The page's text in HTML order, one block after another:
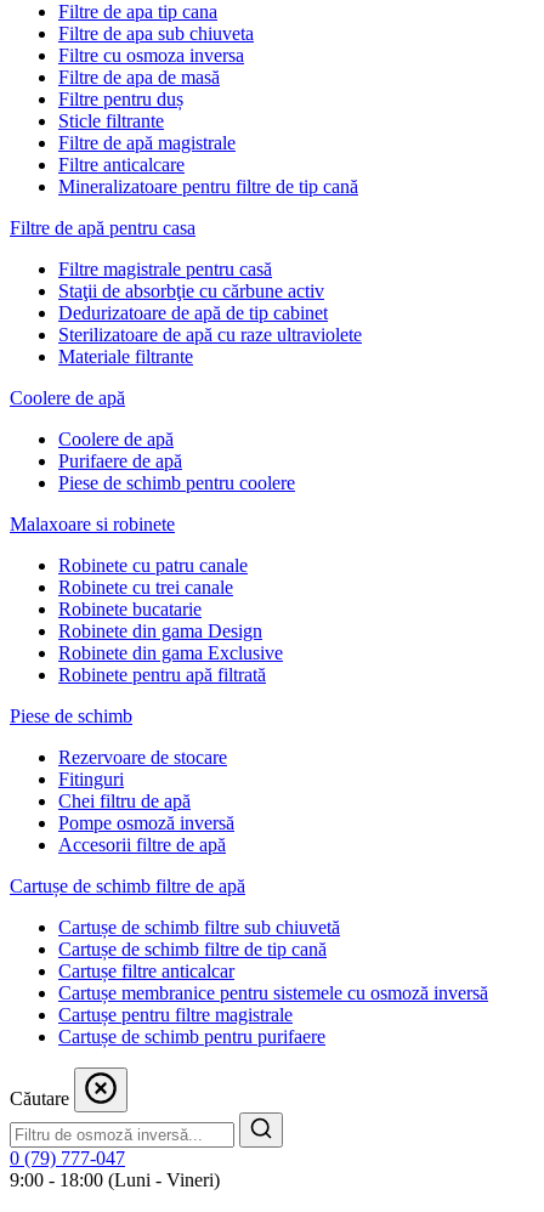
Filtre de apa tip cana
Filtre de apa sub chiuveta
Filtre cu osmoza inversa
Filtre de apa de masă
Filtre pentru duș
Sticle filtrante
Filtre de apă magistrale
Filtre anticalcare
Mineralizatoare pentru filtre de tip cană
Filtre de apă pentru casa
Filtre magistrale pentru casă
Staţii de absorbţie cu cărbune activ
Dedurizatoare de apă de tip cabinet
Sterilizatoare de apă cu raze ultraviolete
Materiale filtrante
Coolere de apă
Сoolere de apă
Purifaere de apă
Piese de schimb pentru coolere
Malaxoare si robinete
Robinete cu patru canale
Robinete cu trei canale
Robinete bucatarie
Robinete din gama Design
Robinete din gama Exclusive
Robinete pentru apă filtrată
Piese de schimb
Rezervoare de stocare
Fitinguri
Chei filtru de apă
Pompe osmoză inversă
Accesorii filtre de apă
Cartușe de schimb filtre de apă
Cartușe de schimb filtre sub chiuvetă
Cartușe de schimb filtre de tip cană
Cartușe filtre anticalcar
Cartușe membranice pentru sistemele cu osmoză inversă
Cartușe pentru filtre magistrale
Cartușe de schimb pentru purifaere
Căutare
0 (79) 777-047
9:00 - 18:00 (Luni - Vineri)